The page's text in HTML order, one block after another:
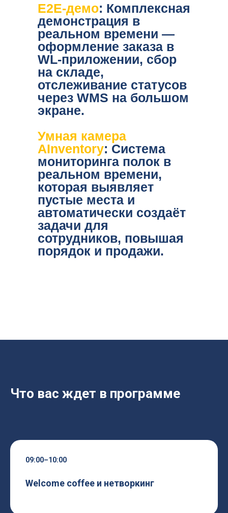
E2E-демо: Комплексная
демонстрация в
реальном времени —
оформление заказа в
WL-приложении, сбор
на складе,
отслеживание статусов
через WMS на большом
экране.
Умная камера
AInventory: Система
мониторинга полок в
реальном времени,
которая выявляет
пустые места и
автоматически создаёт
задачи для
сотрудников, повышая
порядок и продажи.
Что вас ждет в программе
09:00–10:00
Welcome coffee и нетворкинг